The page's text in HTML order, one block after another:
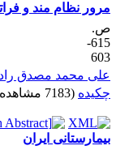
نظام مند و
615-
محمد مصدق راد
(7183 مشاهده)
ایران